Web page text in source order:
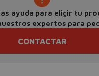
ayuda para eligir tu
expertos para
CONTACTAR